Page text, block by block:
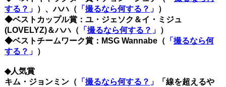
する？ 」 ）、ハハ（ 「 撮るなら何する？ 」 ）
◆ベストカップル賞：ユ・ジェソク＆イ・ミジュ
(LOVELYZ)＆ハハ（ 「 撮るなら何する？ 」 ）
◆ベストチームワーク賞：MSG Wannabe（ 「 撮るなら何
する？ 」 ）
◆人気賞
キム・ジョンミン（ 「 撮るなら何する？ 」
「線を超えるや